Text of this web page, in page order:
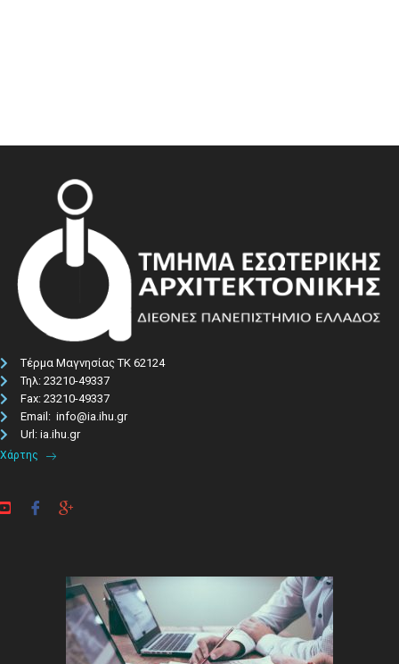
Τέρμα Μαγνησίας ΤΚ 62124
Τηλ: 23210-49337​
Fax: 23210-49337
Email: info@ia.ihu.gr
Url: ia.ihu.gr
Χάρτης